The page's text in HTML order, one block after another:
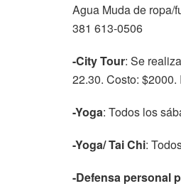
Agua Muda de ropa/
381 613-0506
-City Tour: Se
22.30. Costo:
-Yoga: Todos los
-Yoga/ Tai Chi:
-Defensa personal